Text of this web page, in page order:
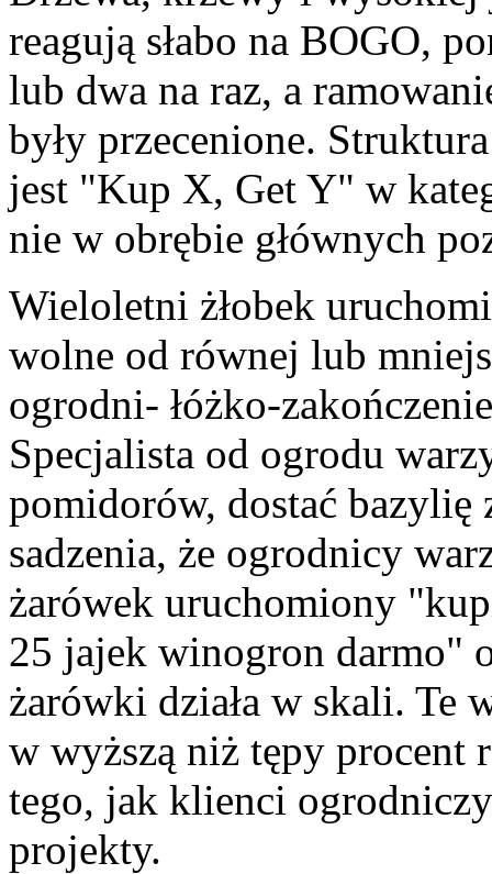
reagują słabo na BOGO,
lub dwa na raz, a
były przecenione.
jest "Kup X, Get Y" w
nie w obrębie głównych
Wieloletni żłobek
wolne od równej lub
ogrodni- łóżko-
Specjalista od ogrodu
pomidorów, dostać bazylię
sadzenia, że ogrodnicy
żarówek uruchomiony
25 jajek winogron darmo"
żarówki działa w skali. Te
w wyższą niż tępy procent
tego, jak klienci
projekty.